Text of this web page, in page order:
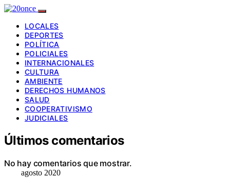
LOCALES
DEPORTES
POLÍTICA
POLICIALES
INTERNACIONALES
CULTURA
AMBIENTE
DERECHOS HUMANOS
SALUD
COOPERATIVISMO
JUDICIALES
Últimos comentarios
No hay comentarios que mostrar.
agosto 2020